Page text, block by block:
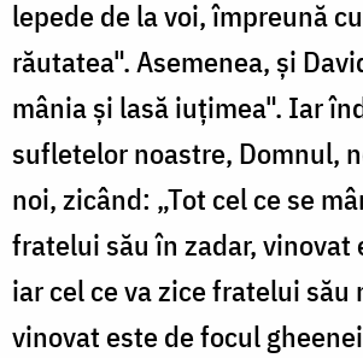
lepede de la voi, împreună
răutatea". Asemenea, şi
mânia şi lasă iuţimea". Iar
sufletelor noastre, Domnul,
noi, zicând: „Tot cel ce se
fratelui său în zadar, vinovat
iar cel ce va zice fratelui său
vinovat este de focul